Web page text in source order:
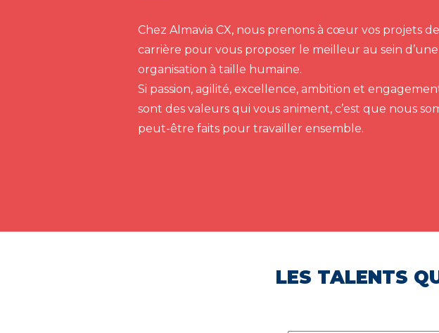
Chez Almavia CX, nous prenons à cœur vos projets de
carrière pour vous proposer le meilleur au sein d’une
organisation à taille humaine.
Si passion, agilité, excellence, ambition et
sont des valeurs qui vous animent, c’est que nous
peut-être faits pour travailler ensemble.
LES TALENTS